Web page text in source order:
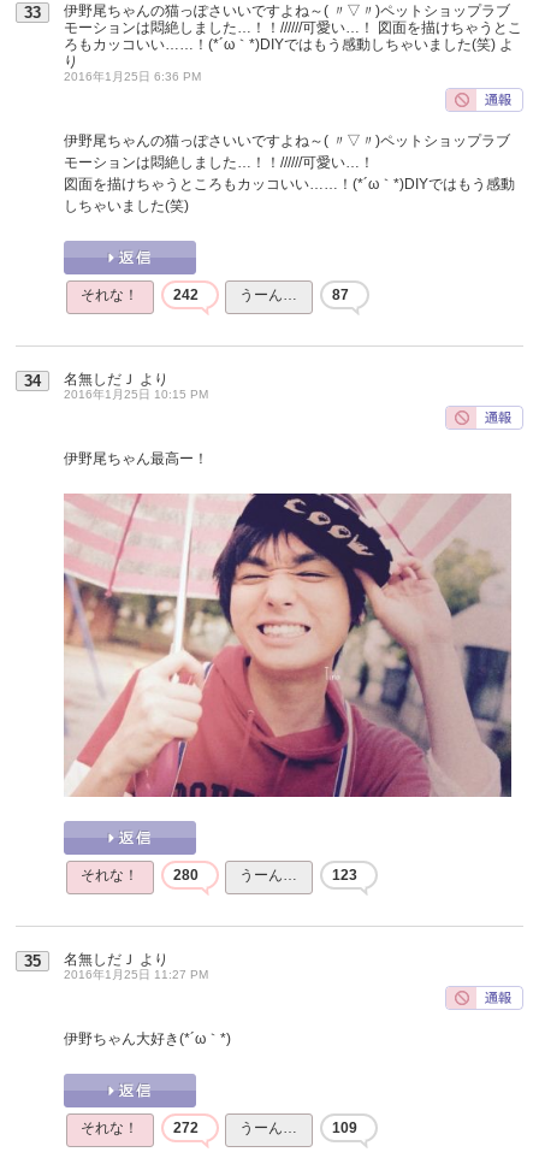
33
伊野尾ちゃんの猫っぽさいいですよね～( 〃▽〃)ペットショップラブ
モーションは悶絶しました…！！//////可愛い…！ 図面を描けちゃうとこ
ろもカッコいい……！(*´ω｀*)DIYではもう感動しちゃいました(笑) よ
り
2016年1月25日 6:36 PM
伊野尾ちゃんの猫っぽさいいですよね～( 〃▽〃)ペットショップラブ
モーションは悶絶しました…！！//////可愛い…！
図面を描けちゃうところもカッコいい……！(*´ω｀*)DIYではもう感動
しちゃいました(笑)
それな！ 242 うーん… 87
34 名無しだＪ より
2016年1月25日 10:15 PM
伊野尾ちゃん最高ー！
それな！ 280 うーん… 123
35 名無しだＪ より
2016年1月25日 11:27 PM
伊野ちゃん大好き(*´ω｀*)
それな！ 272 うーん… 109